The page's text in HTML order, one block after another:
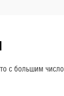
с большим